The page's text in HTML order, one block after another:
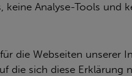
Analyse-Tools und
die Webseiten unserer
die sich diese